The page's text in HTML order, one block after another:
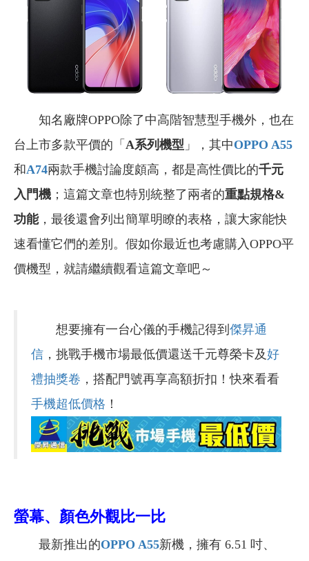
知名廠牌OPPO除了中高階智慧型手機外，也在
台上市多款平價的「 A系列機型 」，其中OPPO A55
和A74兩款手機討論度頗高，都是高性價比的千元
入門機 ；這篇文章也特別統整了兩者的重點規格&
功能，最後還會列出簡單明瞭的表格，讓大家能快
速看懂它們的差別。假如你最近也考慮購入OPPO平
價機型，就請繼續觀看這篇文章吧～
想要擁有一台心儀的手機記得到 傑昇通
信 ，挑戰手機市場最低價還送千元尊榮卡及好
禮抽獎卷 ，搭配門號再享高額折扣！快來看看
手機超低價格 ！
螢幕、顏色外觀比一比
最新推出的OPPO A55新機，擁有 6.51 吋、